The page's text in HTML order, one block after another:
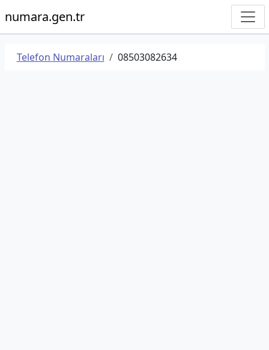
numara.gen.tr
Telefon Numaraları 08503082634